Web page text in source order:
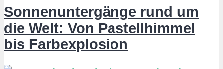
Sonnenuntergänge rund um
die Welt: Von Pastellhimmel
bis Farbexplosion